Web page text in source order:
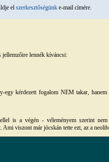
elszerkesztőségünk e-mail címére.
lennék kíváncsi:
egy kérdezett fogalom NEM takar, hanem
is a végén - véleményem szerint
Ami viszont már jócskán tette ezt, az a